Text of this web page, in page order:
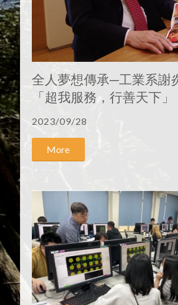
全人夢想傳承─工業系謝
「超我服務，行善天下」
2023/09/28
More